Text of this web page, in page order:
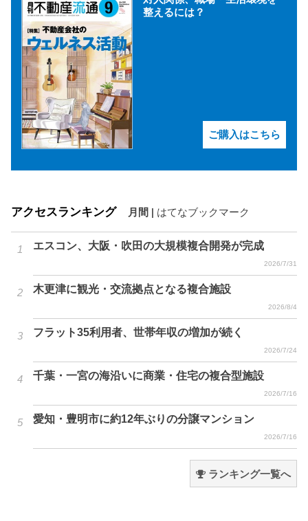
整えるには？
ご購入はこちら
アクセスランキング 月間 | はてなブックマーク
エスコン、大阪・吹田の大規模複合開発が完成
2026/7/31
木更津に観光・交流拠点となる複合施設
2026/8/4
フラット35利用者、世帯年収の増加が続く
2026/7/24
千葉・一宮の海沿いに商業・住宅の複合型施設
2026/7/16
愛知・豊明市に約12年ぶりの分譲マンション
2026/7/16
ランキング一覧へ